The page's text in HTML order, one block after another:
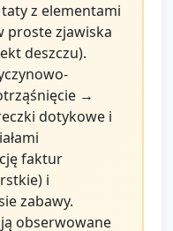
z elementami
proste zjawiska
deszczu).
→
dotykowe i
faktur
i
zabawy.
obserwowane